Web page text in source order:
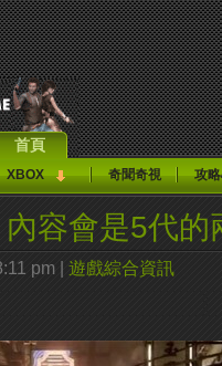
首頁
XBOX 奇聞奇視 攻
內容會是5代的
pm | 遊戲綜合資訊